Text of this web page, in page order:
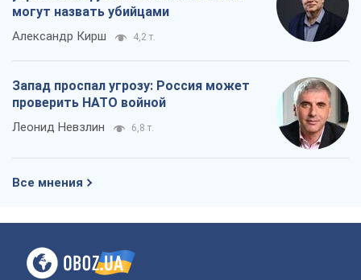
могут назвать убийцами
Александр Кирш 4,2 т.
Запад проспал угрозу: Россия может
проверить НАТО войной
Леонид Невзлин 6,8 т.
Все мнения